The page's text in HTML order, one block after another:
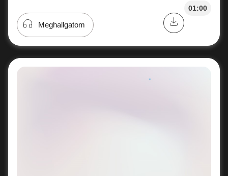
01:00
Meghallgatom